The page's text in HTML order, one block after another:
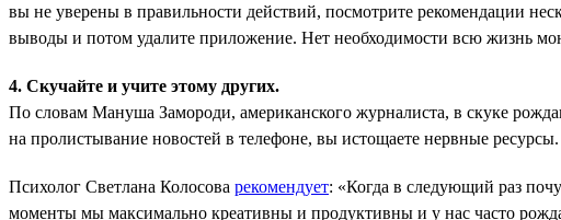
вы не уверены в правильности действий, посмотрите рекомендации
выводы и потом удалите приложение. Нет необходимости всю жизнь
4. Скучайте и учите этому других.
По словам Мануша Замороди, американского журналиста, в скуке
на пролистывание новостей в телефоне, вы истощаете нервные ресурсы.
Психолог Светлана Колосова рекомендует: «Когда в следующий раз
моменты мы максимально креативны и продуктивны и у нас часто